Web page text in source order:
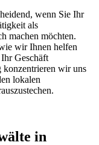
wenn Sie Ihr
als
machen möchten.
wir Ihnen helfen
Geschäft
konzentrieren wir uns
lokalen
in